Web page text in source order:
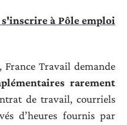
à Pôle emploi
Travail demande
rarement
de travail, courriels
d’heures fournis par